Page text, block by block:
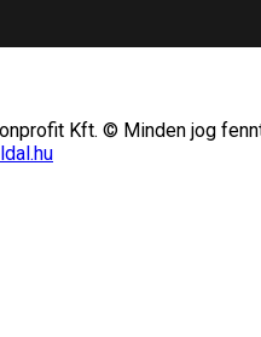
Kft. © Minden jog